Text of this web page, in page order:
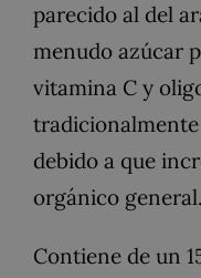
parecido al del
menudo azúcar
vitamina C y
debido a que
orgánico general.
Contiene de un